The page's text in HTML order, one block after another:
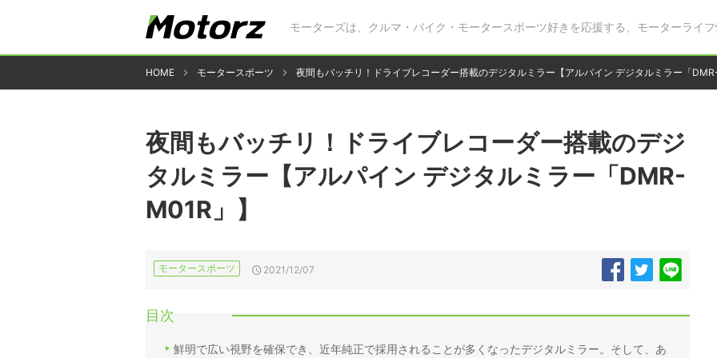
モーターズは、クルマ・バイク・モータースポーツ好きを応援する、モーターライフ
HOME モータースポーツ 夜間もバッチリ！ドライブレコーダー搭載のデジタルミラー【アルパイン デジタルミラー「
夜間もバッチリ！ドライブレコーダー搭載のデジ
タルミラー【アルパイン デジタルミラー「DMR-
M01R」】
モータースポーツ 2021/12/07
目次
鮮明で広い視野を確保でき、近年純正で採用されることが多くなったデジタルミラー。そして、あ